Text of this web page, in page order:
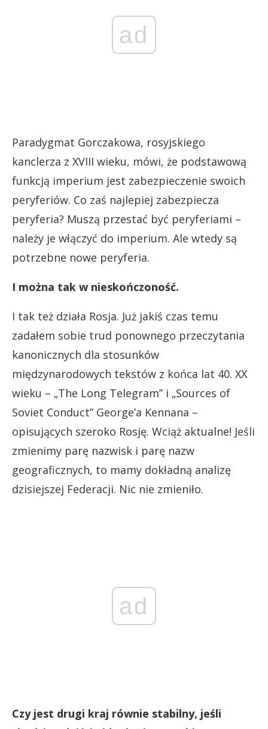
ad
Paradygmat Gorczakowa, rosyjskiego
kanclerza z XVIII wieku, mówi, że podstawową
funkcją imperium jest zabezpieczenie swoich
peryferiów. Co zaś najlepiej zabezpiecza
peryferia? Muszą przestać być peryferiami –
należy je włączyć do imperium. Ale wtedy są
potrzebne nowe peryferia.
I można tak w nieskończoność.
I tak też działa Rosja. Już jakiś czas temu
zadałem sobie trud ponownego przeczytania
kanonicznych dla stosunków
międzynarodowych tekstów z końca lat 40. XX
wieku – „The Long Telegram” i „Sources of
Soviet Conduct” George’a Kennana –
opisujących szeroko Rosję. Wciąż aktualne! Jeśli
zmienimy parę nazwisk i parę nazw
geograficznych, to mamy dokładną analizę
dzisiejszej Federacji. Nic nie zmieniło.
ad
Czy jest drugi kraj równie stabilny, jeśli